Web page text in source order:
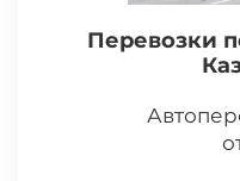
Перевозки